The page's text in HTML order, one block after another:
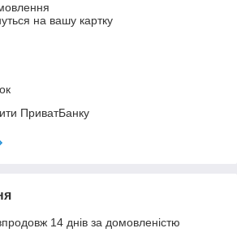
на вашу картку
ПриватБанку
14 днів за домовленістю